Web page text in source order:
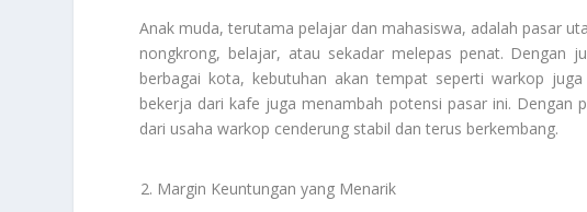
Anak muda, terutama pelajar dan mahasiswa, adalah pasar
nongkrong, belajar, atau sekadar melepas penat. Dengan
berbagai kota, kebutuhan akan tempat seperti warkop
bekerja dari kafe juga menambah potensi pasar ini. Dengan
dari usaha warkop cenderung stabil dan terus berkembang.
Margin Keuntungan yang Menarik